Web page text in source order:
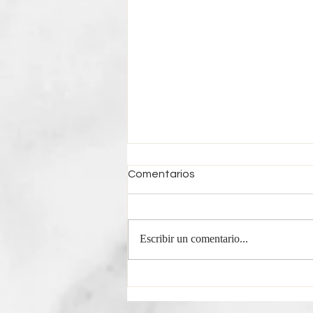
Comentarios
Escribir un comentario...